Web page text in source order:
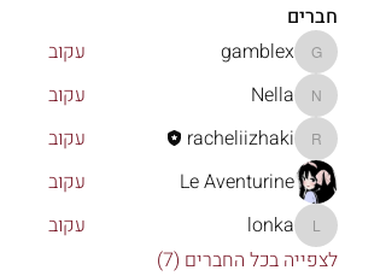
חברים
gamblex
gamblex עקוב
Nella
Nella עקוב
racheliizhaki
racheliizhaki
עקוב
Le Aventurine
עקוב
lonka
lonka
עקוב
לצפייה בכל החברים (7)